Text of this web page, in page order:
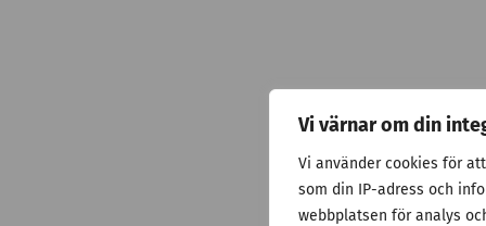
Vi värnar om din
Vi använder cookies för
som din IP-adress och
webbplatsen för analys